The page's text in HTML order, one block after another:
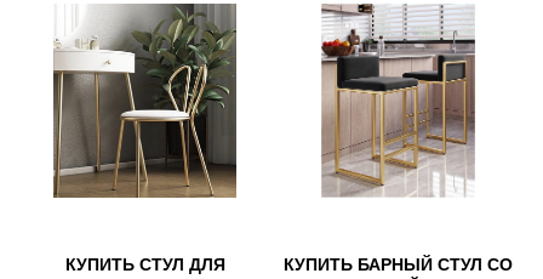
КУПИТЬ СТУЛ ДЛЯ
КУПИТЬ БАРНЫЙ СТУЛ СО